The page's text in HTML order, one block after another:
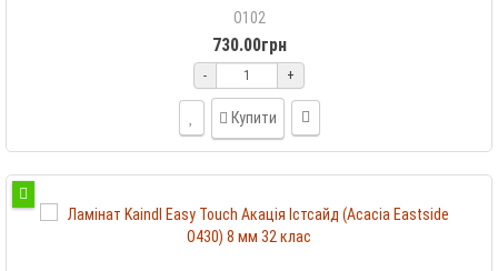
O102
730.00грн
- +
Купити